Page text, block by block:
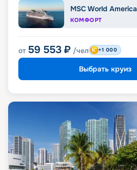
MSC World America
КОМФОРТ
от 59 553 ₽ /чел +1 000
Выбрать круиз